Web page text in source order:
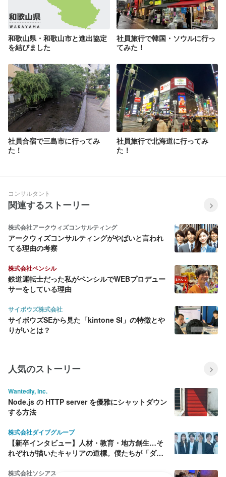
和歌山県・和歌山市と進出協定
を結びました
社員旅行で韓国・ソウルに行っ
てみた！
社員合宿で三島市に行ってみ
た！
社員旅行で北海道に行ってみ
た！
コンサルタント
関連するストーリー
株式会社アークウィズコンサルティング
アークウィズコンサルティングがやばいと言われ
てる理由の考察
株式会社ペンシル
鉄道運転士だった私がペンシルでWEBプロデュー
サーをしている理由
サイボウズ株式会社
サイボウズSEから見た「kintone SI」の特徴とや
りがいとは？
人気のストーリー
Wantedly, Inc.
Node.js の HTTP server を優雅にシャットダウン
する方法
株式会社ダイブグループ
【新卒インタビュー】人材・教育・地方創生…そ
れぞれが描いたキャリアの道標。僕たちが「ダイ
株式会社ソシアス